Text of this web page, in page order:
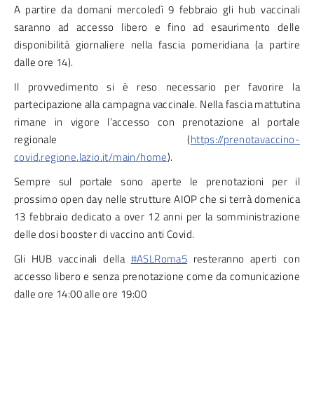
A partire da domani mercoledì 9 febbraio gli hub vaccinali
saranno ad accesso libero e fino ad esaurimento delle
disponibilità giornaliere nella fascia pomeridiana (a partire
dalle ore 14).
Il provvedimento si è reso necessario per favorire la
partecipazione alla campagna vaccinale. Nella fascia mattutina
rimane in vigore l’accesso con prenotazione al portale
regionale (https://prenotavaccino-
covid.regione.lazio.it/main/home).
Sempre sul portale sono aperte le prenotazioni per il
prossimo open day nelle strutture AIOP che si terrà domenica
13 febbraio dedicato a over 12 anni per la somministrazione
delle dosi booster di vaccino anti Covid.
Gli HUB vaccinali della #ASLRoma5 resteranno aperti con
accesso libero e senza prenotazione come da comunicazione
dalle ore 14:00 alle ore 19:00